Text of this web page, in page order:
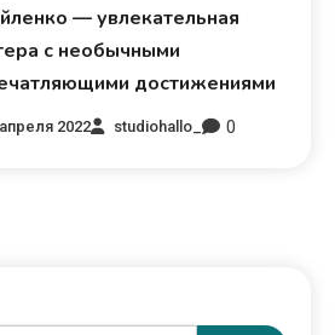
— увлекательная
с необычными
достижениями
2022 studiohallo_ 0